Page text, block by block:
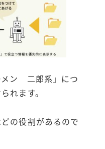
メン 二郎系」につ
れます。
の役割があるので